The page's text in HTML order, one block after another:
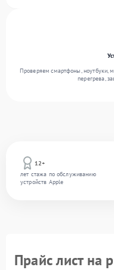
12+
лет стажа по обслуживанию
устройств Apple
Проверяем смартфоны, ноутбуки,
перегрева,
Прайс лист на